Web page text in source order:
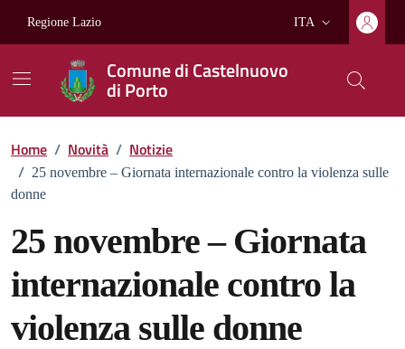
Regione Lazio
Lingua attiva:
ITA
Comune di Castelnuovo
di Porto
Home / Novità / Notizie
/ 25 novembre – Giornata internazionale contro la violenza sulle
donne
25 novembre – Giornata
internazionale contro la
violenza sulle donne